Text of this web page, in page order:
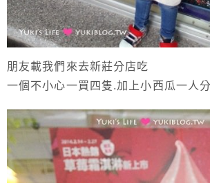
朋友載我們來去新莊分店吃
一個不小心一買四隻.加上小西瓜一人